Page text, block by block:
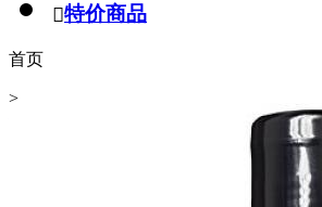
特价商品
首页
>
CHOYA梅子酒（15%）700ML（需要ID）